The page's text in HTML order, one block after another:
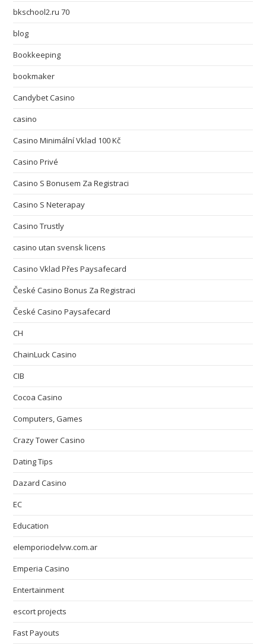
bkschool2.ru 70
blog
Bookkeeping
bookmaker
Candybet Casino
casino
Casino Minimální Vklad 100 Kč
Casino Privé
Casino S Bonusem Za Registraci
Casino S Neterapay
Casino Trustly
casino utan svensk licens
Casino Vklad Přes Paysafecard
České Casino Bonus Za Registraci
České Casino Paysafecard
CH
ChainLuck Casino
CIB
Cocoa Casino
Computers, Games
Crazy Tower Сasino
Dating Tips
Dazard Casino
EC
Education
elemporiodelvw.com.ar
Emperia Casino
Entertainment
escort projects
Fast Payouts